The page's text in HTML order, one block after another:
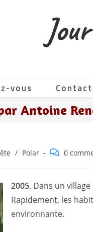
vous
Antoine
/ Polar
publication :
0
2005. Dans un
Rapidement, les
environnante.